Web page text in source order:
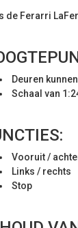
de Ferarri
Deuren
Schaal van
Vooruit /
Links / rechts
Stop